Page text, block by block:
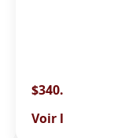
$340.00
Voir le produit